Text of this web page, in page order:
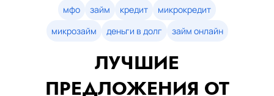
Займы онлайн
Денежные кредиты
мфо займ кредит
микрокредит
микрозайм
деньги в долг займ онлайн
ЛУЧШИЕ
ПРЕДЛОЖЕНИЯ ОТ